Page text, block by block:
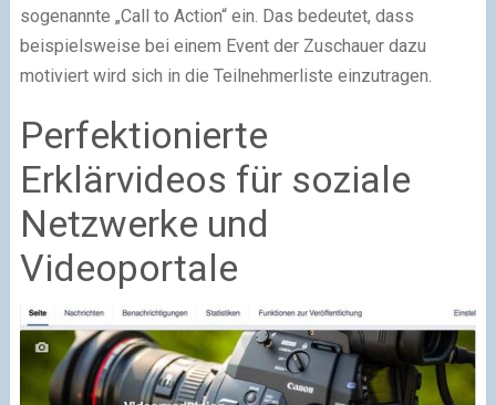
sogenannte „Call to Action“ ein. Das bedeutet, dass
beispielsweise bei einem Event der Zuschauer dazu
motiviert wird sich in die Teilnehmerliste einzutragen.
Perfektionierte
Erklärvideos für soziale
Netzwerke und
Videoportale